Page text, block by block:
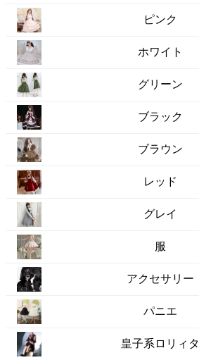
ピンク
ホワイト
グリーン
ブラック
ブラウン
レッド
グレイ
服
アクセサリー
パニエ
皇子系ロリィタ